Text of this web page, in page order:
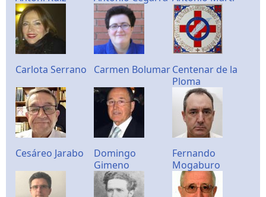
Carlota Serrano Carmen BolumarCentenar de la
Ploma
Cesáreo Jarabo
Domingo
Gimeno
Fernando
Mogaburo